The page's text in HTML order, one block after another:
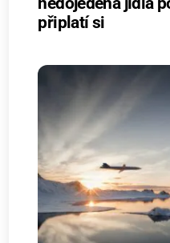
připlatí si